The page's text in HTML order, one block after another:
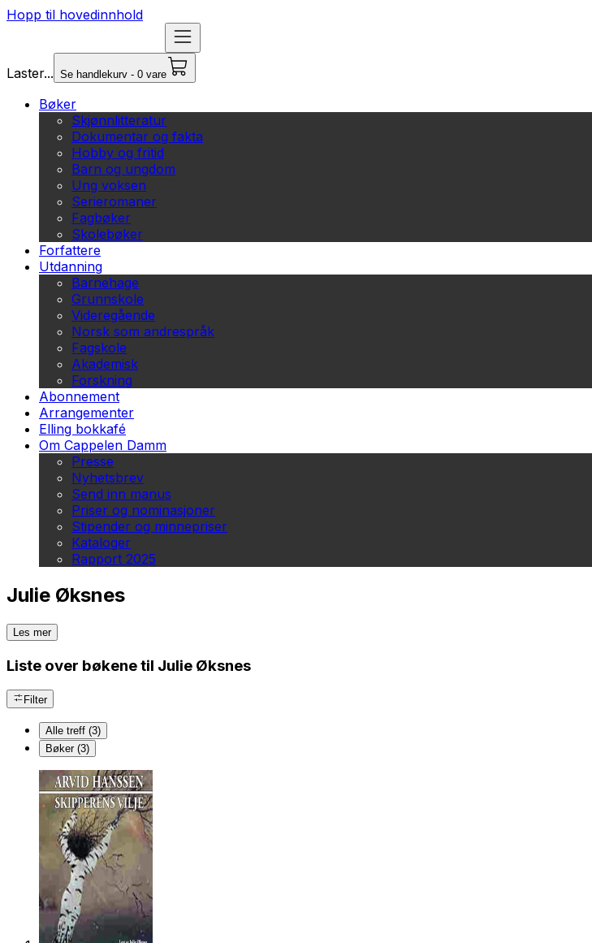
Hopp til hovedinnhold
Laster... Se handlekurv - 0 vare
Bøker
Skjønnlitteratur
Dokumentar og fakta
Hobby og fritid
Barn og ungdom
Ung voksen
Serieromaner
Fagbøker
Skolebøker
Forfattere
Utdanning
Barnehage
Grunnskole
Videregående
Norsk som andrespråk
Fagskole
Akademisk
Forskning
Abonnement
Arrangementer
Elling bokkafé
Om Cappelen Damm
Presse
Nyhetsbrev
Send inn manus
Priser og nominasjoner
Stipender og minnepriser
Kataloger
Rapport 2025
Julie Øksnes
Les mer
Liste over bøkene til Julie Øksnes
Filter
Alle treff (3)
Bøker (3)